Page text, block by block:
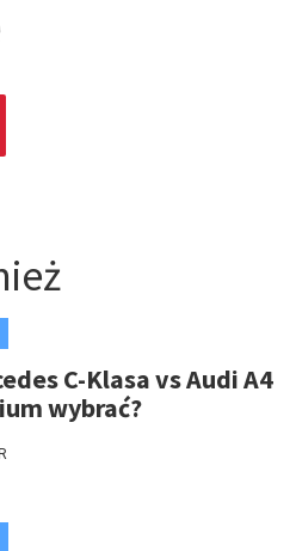
C-Klasa vs Audi A4
wybrać?